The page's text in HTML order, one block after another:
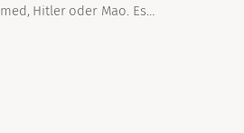
Hitler oder Mao. Es…